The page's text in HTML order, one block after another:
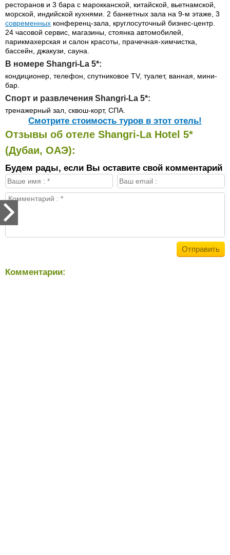
ресторанов и 3 бара с марокканской, китайской, вьетнамской,
морской, индийской кухнями. 2 банкетных зала на 9-м этаже, 3
современных конференц-зала, круглосуточный бизнес-центр.
24 часовой сервис, магазины, стоянка автомобилей,
парикмахерская и салон красоты, прачечная-химчистка,
бассейн, джакузи, сауна.
В номере Shangri-La 5*:
кондиционер, телефон, спутниковое TV, туалет, ванная, мини-
бар.
Спорт и развлечения Shangri-La 5*:
тренажерный зал, сквош-корт, СПА.
Cмотрите стоимость туров в этот отель!
Отзывы об отеле Shangri-La Hotel 5*
(Дубаи, ОАЭ):
Будем рады, если Вы оставите свой комментарий
Комментарии: